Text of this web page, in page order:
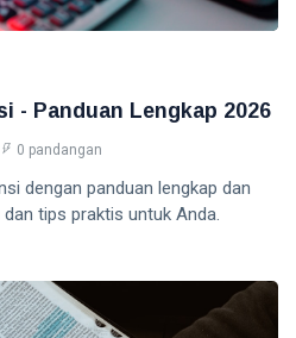
- Panduan Lengkap 2026
0 pandangan
dengan panduan lengkap dan
tips praktis untuk Anda.